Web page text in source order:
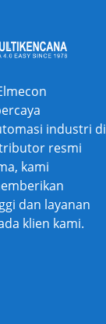
industri di
resmi
kami
dan layanan
klien kami.